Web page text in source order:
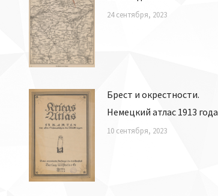
24 сентября, 2023
Брест и окрестности.
Немецкий атлас 1913 года
10 сентября, 2023